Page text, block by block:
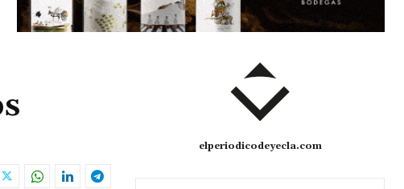
elperiodicodeyecla.com